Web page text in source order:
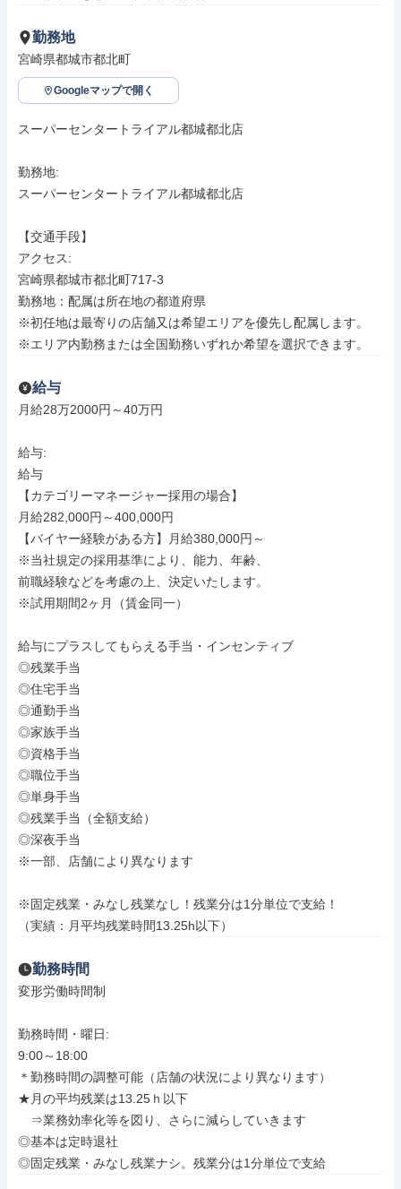
勤務地
宮崎県都城市都北町
Googleマップで開く
スーパーセンタートライアル都城都北店
勤務地:
スーパーセンタートライアル都城都北店
【交通手段】
アクセス:
宮崎県都城市都北町717-3
勤務地：配属は所在地の都道府県
※初任地は最寄りの店舗又は希望エリアを優先し配属します。
※エリア内勤務または全国勤務いずれか希望を選択できます。
給与
月給28万2000円～40万円
給与:
給与
【カテゴリーマネージャー採用の場合】
月給282,000円～400,000円
【バイヤー経験がある方】月給380,000円～
※当社規定の採用基準により、能力、年齢、
前職経験などを考慮の上、決定いたします。
※試用期間2ヶ月（賃金同一）
給与にプラスしてもらえる手当・インセンティブ
◎残業手当
◎住宅手当
◎通勤手当
◎家族手当
◎資格手当
◎職位手当
◎単身手当
◎残業手当（全額支給）
◎深夜手当
※一部、店舗により異なります
※固定残業・みなし残業なし！残業分は1分単位で支給！
（実績：月平均残業時間13.25h以下）
勤務時間
変形労働時間制
勤務時間・曜日:
9:00～18:00
＊勤務時間の調整可能（店舗の状況により異なります）
★月の平均残業は13.25ｈ以下
⇒業務効率化等を図り、さらに減らしていきます
◎基本は定時退社
◎固定残業・みなし残業ナシ。残業分は1分単位で支給